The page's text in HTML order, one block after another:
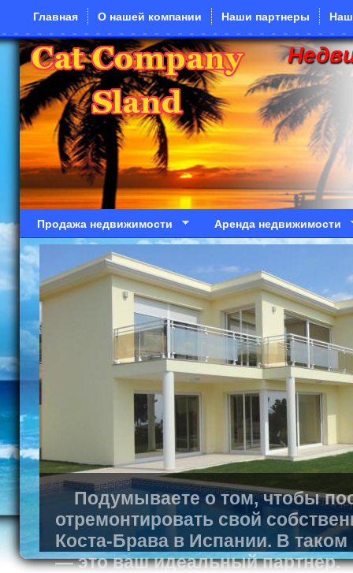
Перейти к основному содержанию
Главная О нашей компании Наши партнеры
Продажа недвижимости Аренда недвижимости
Подумываете о том, чтобы
отремонтировать свой
Коста-Брава в Испании. В
— это ваш идеальный партнер.